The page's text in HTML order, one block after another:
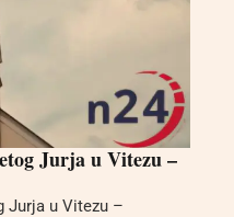
Jurja u Vitezu –
Jurja u Vitezu –